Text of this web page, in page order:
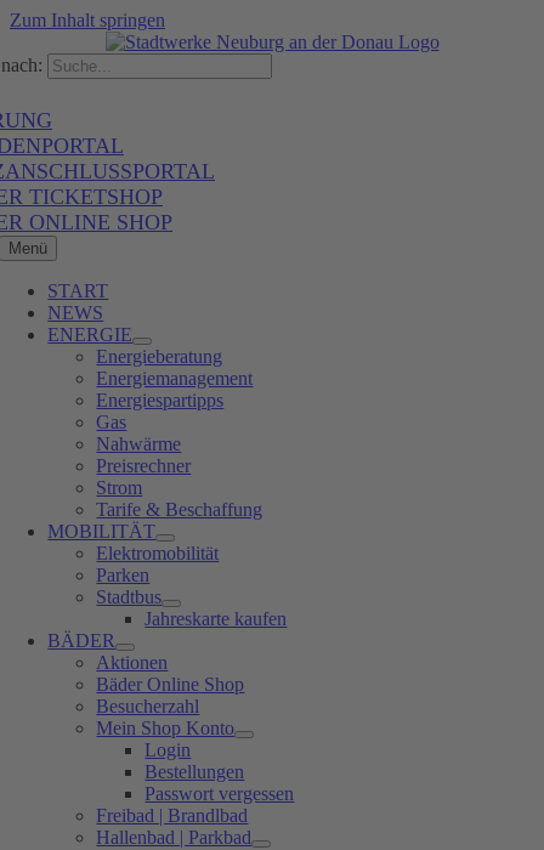
Zum Inhalt springen
TICKETSHOP
ONLINE SHOP
Menü
START
NEWS
ENERGIE
Energieberatung
Energiemanagement
Energiespartipps
Gas
Nahwärme
Preisrechner
Strom
Tarife & Beschaffung
MOBILITÄT
Elektromobilität
Parken
Stadtbus
Jahreskarte kaufen
BÄDER
Aktionen
Bäder Online Shop
Besucherzahl
Mein Shop Konto
Login
Bestellungen
Passwort vergessen
Freibad | Brandlbad
Hallenbad | Parkbad